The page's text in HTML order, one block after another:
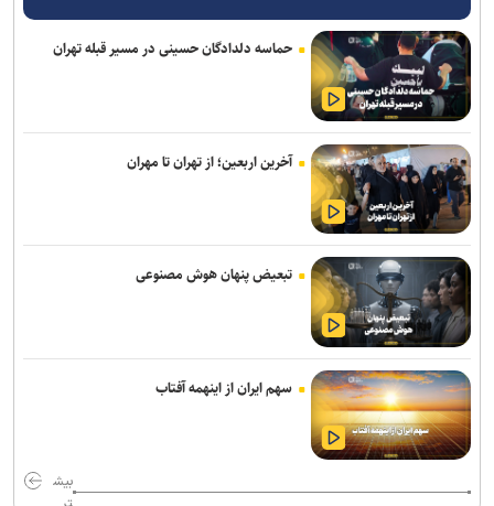
حماسه دلدادگان حسینی در مسیر قبله تهران
آخرین اربعین؛ از تهران تا مهران
تبعیض پنهان هوش مصنوعی
سهم ایران از اینهمه آفتاب
بیش